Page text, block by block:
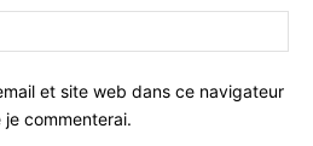
et site web dans ce navigateur
commenterai.